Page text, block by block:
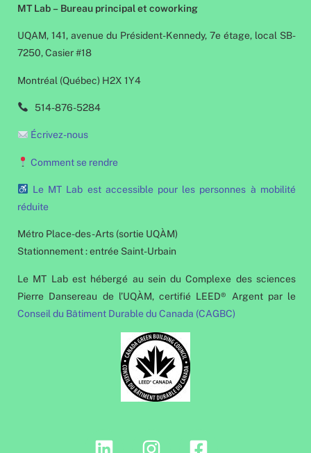
MT Lab – Bureau principal et coworking
UQAM, 141, avenue du Président-Kennedy, 7e étage, local SB-
7250, Casier #18
Montréal (Québec) H2X 1Y4
514-876-5284
Écrivez-nous
Comment se rendre
Le MT Lab est accessible pour les personnes à mobilité
réduite
Métro Place-des-Arts (sortie UQÀM)
Stationnement : entrée Saint-Urbain
Le MT Lab est hébergé au sein du Complexe des sciences
Pierre Dansereau de l’UQÀM, certifié LEED® Argent par le
Conseil du Bâtiment Durable du Canada (CAGBC)